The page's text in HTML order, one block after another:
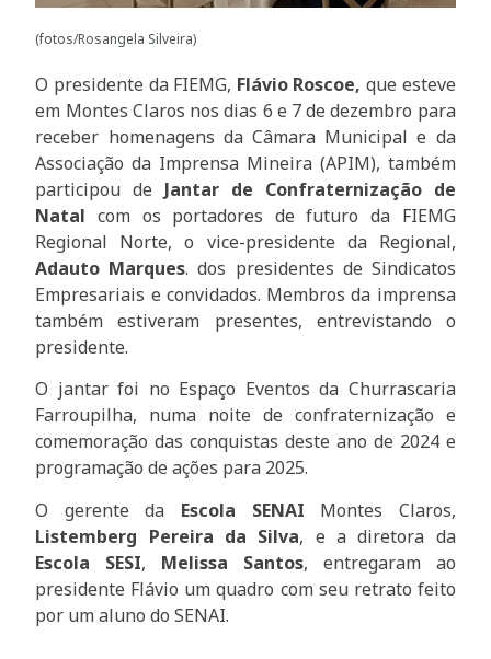
(fotos/Rosangela Silveira)
O presidente da FIEMG, Flávio Roscoe, que esteve
em Montes Claros nos dias 6 e 7 de dezembro para
receber homenagens da Câmara Municipal e da
Associação da Imprensa Mineira (APIM), também
participou de Jantar de Confraternização de
Natal com os portadores de futuro da FIEMG
Regional Norte, o vice-presidente da Regional,
Adauto Marques. dos presidentes de Sindicatos
Empresariais e convidados. Membros da imprensa
também estiveram presentes, entrevistando o
presidente.
O jantar foi no Espaço Eventos da Churrascaria
Farroupilha, numa noite de confraternização e
comemoração das conquistas deste ano de 2024 e
programação de ações para 2025.
O gerente da Escola SENAI Montes Claros,
Listemberg Pereira da Silva, e a diretora da
Escola SESI, Melissa Santos, entregaram ao
presidente Flávio um quadro com seu retrato feito
por um aluno do SENAI.